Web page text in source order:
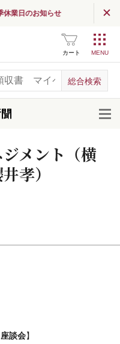
業日のお知らせ
カート
メント（横
孝）
座談会】